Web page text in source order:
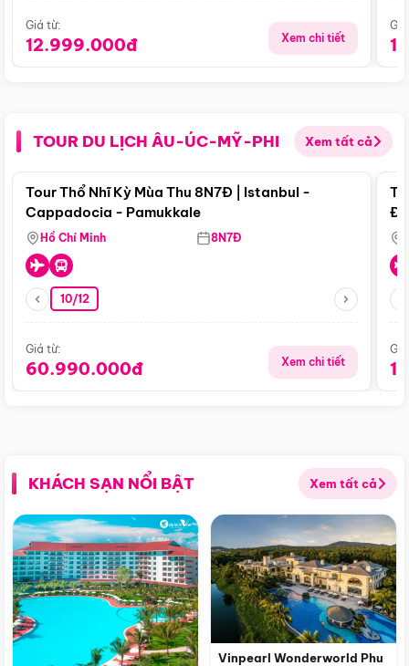
Giá từ:
12.999.000đ Xem chi tiết
TOUR DU LỊCH ÂU-ÚC-MỸ-PHI Xem tất cả
Điểm nổi bật
Tour Thổ Nhĩ Kỳ Mùa Thu 8N7Đ | Istanbul -
Cappadocia - Pamukkale
Hồ Chí Minh 8N7Đ
10/12
Giá từ:
60.990.000đ Xem chi tiết
KHÁCH SẠN NỔI BẬT Xem tất cả
Vinpearl Wonderworld Phu